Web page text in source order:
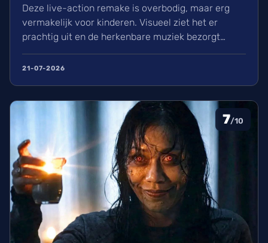
Deze live-action remake is overbodig, maar erg
vermakelijk voor kinderen. Visueel ziet het er
prachtig uit en de herkenbare muziek bezorgt
avontuur voor een heerlijke ervaring in de
21-07-2026
7/10